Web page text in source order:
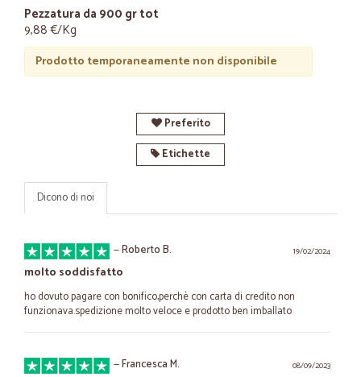
Pezzatura da 900 gr tot
9,88 €/Kg
Prodotto temporaneamente non disponibile
Preferito
Etichette
Dicono di noi
19/02/2024
—Roberto B.
molto soddisfatto
ho dovuto pagare con bonifico,perchè con carta di credito non
funzionava.spedizione molto veloce e prodotto ben imballato
08/09/2023
—Francesca M.